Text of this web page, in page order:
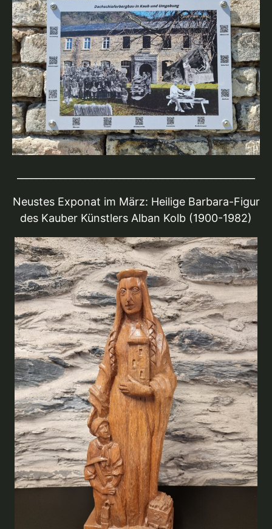
Neustes Exponat im März: Heilige Barbara-Figur
des Kauber Künstlers Alban Kolb (1900-1982)